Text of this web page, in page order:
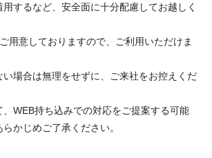
するなど、安全面に十分配慮してお越しく
用意しておりますので、ご利用いただけま
い場合は無理をせずに、ご来社をお控えくだ
、WEB持ち込みでの対応をご提案する可能
かじめご了承ください。